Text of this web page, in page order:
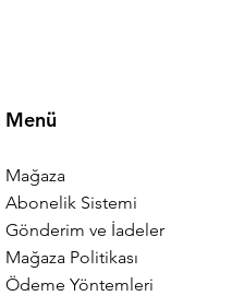
Menü
Mağaza
Abonelik Sistemi
Gönderim ve İadeler
Mağaza Politikası
Ödeme Yöntemleri